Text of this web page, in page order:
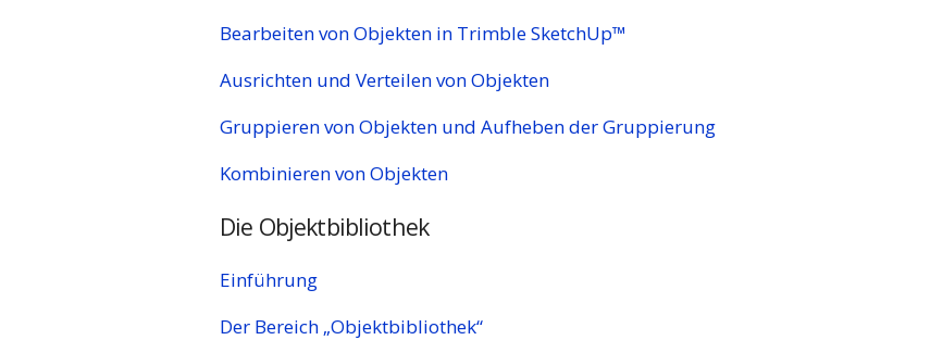
Bearbeiten von Objekten in Trimble SketchUp™
Ausrichten und Verteilen von Objekten
Gruppieren von Objekten und Aufheben der Gruppierung
Kombinieren von Objekten
Die Objektbibliothek
Einführung
Der Bereich „Objektbibliothek“